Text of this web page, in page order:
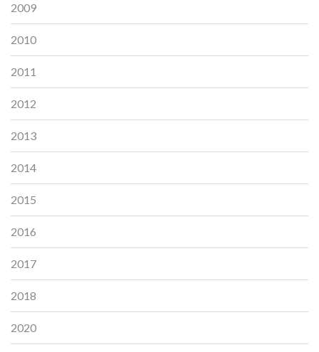
2009
2010
2011
2012
2013
2014
2015
2016
2017
2018
2020